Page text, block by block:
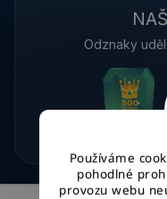
Používáme
pohodlné
provozu webu
Odznaky